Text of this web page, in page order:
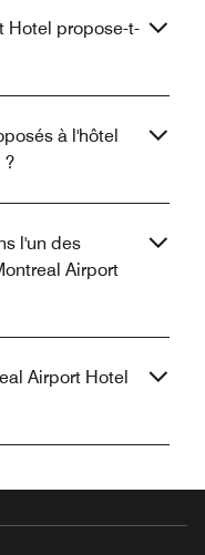
Hotel propose-t-
à l'hôtel
?
l'un des
Airport
Airport Hotel